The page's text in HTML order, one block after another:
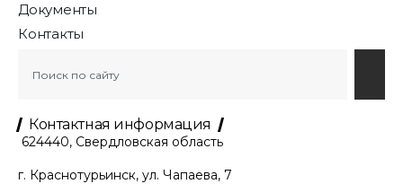
Документы
Контакты
Контактная информация
624440, Свердловская область
г. Краснотурьинск, ул. Чапаева, 7